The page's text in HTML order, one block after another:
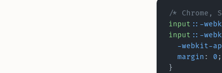
/* Chrome,
input ::-
input ::-
-webkit-
  margin
: 0 ;
}